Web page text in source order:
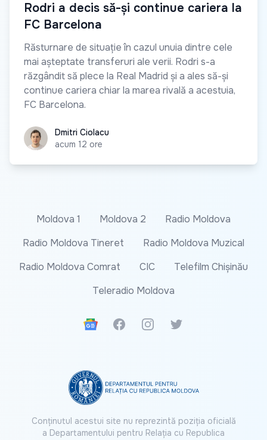
Rodri a decis să-și continue cariera la
FC Barcelona
Răsturnare de situație în cazul unuia dintre cele
mai așteptate transferuri ale verii. Rodri s-a
răzgândit să plece la Real Madrid și a ales să-și
continue cariera chiar la marea rivală a acestuia,
FC Barcelona.
Dmitri Ciolacu
Dmitri Ciolacu
acum 12 ore
Moldova 1 Moldova 2
Radio Moldova
Radio Moldova Tineret
Radio Moldova Muzical
Radio Moldova Comrat
CIC
Telefilm Chișinău
Teleradio Moldova
Google News
FacebookInstagramTwitter
Conținutul acestui site nu reprezintă poziția oficială
a Departamentului pentru Relația cu Republica